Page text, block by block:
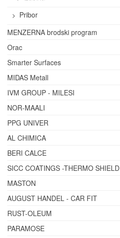
Pribor
MENZERNA brodski program
Orac
Smarter Surfaces
MIDAS Metall
IVM GROUP - MILESI
NOR-MAALI
PPG UNIVER
AL CHIMICA
BERI CALCE
SICC COATINGS -THERMO SHIELD
MASTON
AUGUST HANDEL - CAR FIT
RUST-OLEUM
PARAMOSE